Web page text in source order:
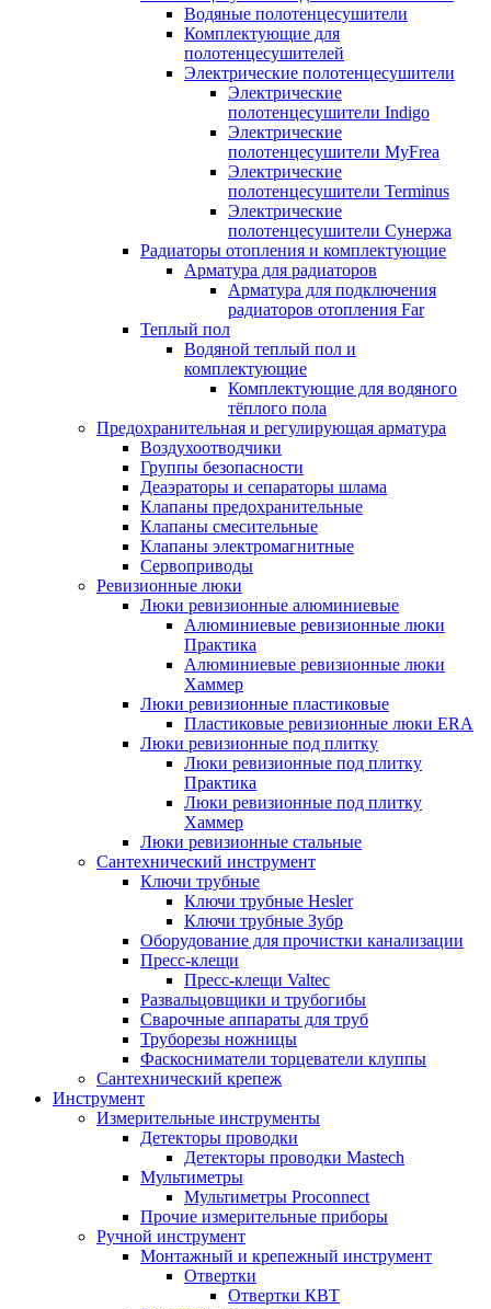
Водяные полотенцесушители
Комплектующие для
полотенцесушителей
Электрические полотенцесушители
Электрические
полотенцесушители Indigo
Электрические
полотенцесушители MyFrea
Электрические
полотенцесушители Terminus
Электрические
полотенцесушители Сунержа
Радиаторы отопления и комплектующие
Арматура для радиаторов
Арматура для подключения
радиаторов отопления Far
Теплый пол
Водяной теплый пол и
комплектующие
Комплектующие для водяного
тёплого пола
Предохранительная и регулирующая арматура
Воздухоотводчики
Группы безопасности
Деаэраторы и сепараторы шлама
Клапаны предохранительные
Клапаны смесительные
Клапаны электромагнитные
Сервоприводы
Ревизионные люки
Люки ревизионные алюминиевые
Алюминиевые ревизионные люки
Практика
Алюминиевые ревизионные люки
Хаммер
Люки ревизионные пластиковые
Пластиковые ревизионные люки ERA
Люки ревизионные под плитку
Люки ревизионные под плитку
Практика
Люки ревизионные под плитку
Хаммер
Люки ревизионные стальные
Сантехнический инструмент
Ключи трубные
Ключи трубные Hesler
Ключи трубные Зубр
Оборудование для прочистки канализации
Пресс-клещи
Пресс-клещи Valtec
Развальцовщики и трубогибы
Сварочные аппараты для труб
Труборезы ножницы
Фаскосниматели торцеватели клуппы
Сантехнический крепеж
Инструмент
Измерительные инструменты
Детекторы проводки
Детекторы проводки Mastech
Мультиметры
Мультиметры Proconnect
Прочие измерительные приборы
Ручной инструмент
Монтажный и крепежный инструмент
Отвертки
Отвертки КВТ